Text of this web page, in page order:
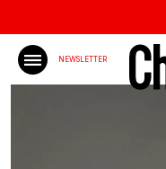
NEWSLETTER